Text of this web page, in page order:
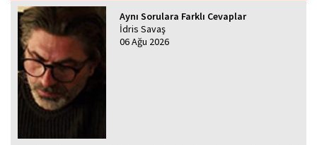
Aynı Sorulara Farklı Cevaplar
İdris Savaş
06 Ağu 2026